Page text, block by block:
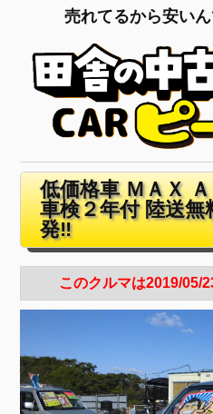
売れてるから安い
低価格車 ＭＡＸ
車検２年付 陸送無
発‼
このクルマは2019/05/